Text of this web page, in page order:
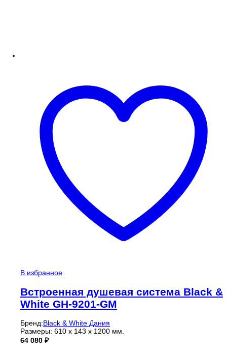
В избранное
Встроенная душевая система Black &
White GH-9201-GM
Бренд:Black & White Дания
Размеры: 610 x 143 x 1200 мм.
64 080 ₽